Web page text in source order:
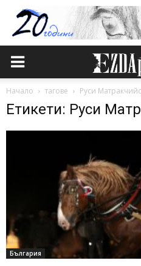
Начало тагове Руси
Етикети: Руси
България